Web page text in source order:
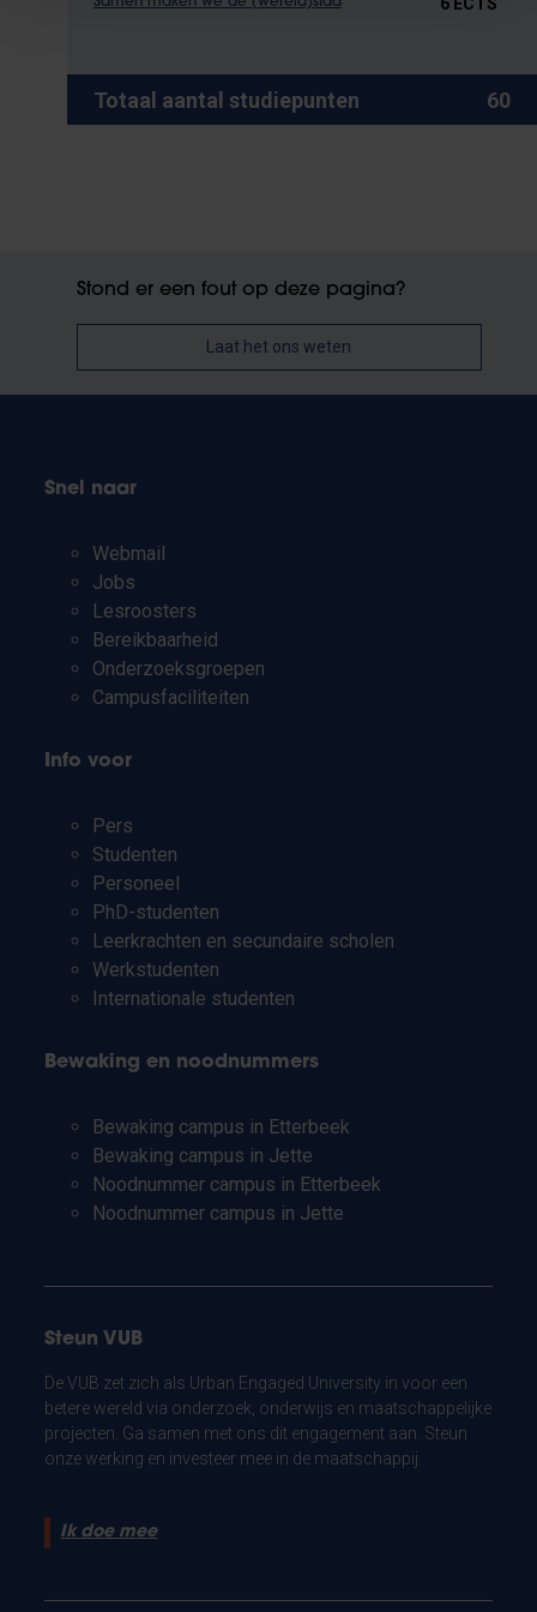
Totaal aantal studiepunten 60
Stond er een fout op deze pagina?
Laat het ons weten
Snel naar
Webmail
Jobs
Lesroosters
Bereikbaarheid
Onderzoeksgroepen
Campusfaciliteiten
Info voor
Pers
Studenten
Personeel
PhD-studenten
Leerkrachten en secundaire scholen
Werkstudenten
Internationale studenten
Bewaking en noodnummers
Bewaking campus in Etterbeek
Bewaking campus in Jette
Noodnummer campus in Etterbeek
Noodnummer campus in Jette
Steun VUB
De VUB zet zich als Urban Engaged University in voor een
betere wereld via onderzoek, onderwijs en maatschappelijke
projecten. Ga samen met ons dit engagement aan. Steun
onze werking en investeer mee in de maatschappij.
Ik doe mee